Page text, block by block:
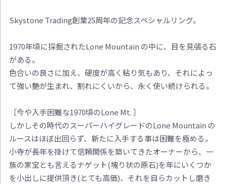
Skystone Trading創業25周年の記念スペシャルリング。
1970年頃に採掘されたLone Mountain の中に、目を見張る石
がある。
色合いの良さに加え、硬度が高く粘り気もあり、それによっ
て強い艶が生まれ、割れにくいから、永く使い続けられる。
［今や入手困難な1970頃のLone Mt. ］
しかしその時代のスーパーハイグレードのLone Mountain の
ルースはほぼ出回らず、新たに入手する事は困難を極める。
小寺が長年を掛けて信頼関係を築いてきたオーナーから、一
族の家宝とも言えるナゲット(塊り状の原石)を年にいくつか
を小出しに提供頂き(とても高価)、それを自らカットし磨き